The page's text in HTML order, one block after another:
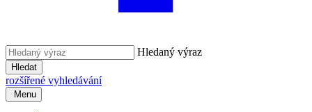
Hledaný výraz
Hledat
rozšířené vyhledávání
Menu